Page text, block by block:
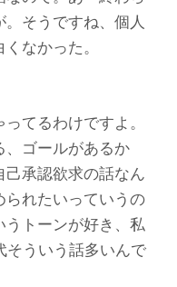
そうですね、個人
なかった。
てるわけですよ。
、ゴールがあるか
己承認欲求の話なん
られたいっていうの
うトーンが好き、私
そういう話多いんで